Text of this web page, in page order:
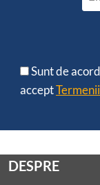
Sunt de
accept
DESPRE